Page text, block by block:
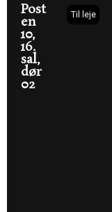
Post
en
10,
16.
sal,
dør
02
Til leje